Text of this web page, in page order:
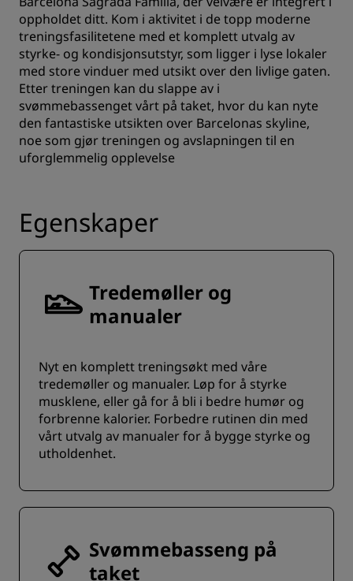
oppholdet ditt. Kom i aktivitet i de topp moderne
treningsfasilitetene med et komplett utvalg av
styrke- og kondisjonsutstyr, som ligger i lyse lokaler
med store vinduer med utsikt over den livlige gaten.
Etter treningen kan du slappe av i
svømmebassenget vårt på taket, hvor du kan nyte
den fantastiske utsikten over Barcelonas skyline,
noe som gjør treningen og avslapningen til en
uforglemmelig opplevelse
Egenskaper
Tredemøller og
manualer
Nyt en komplett treningsøkt med våre
tredemøller og manualer. Løp for å styrke
musklene, eller gå for å bli i bedre humør og
forbrenne kalorier. Forbedre rutinen din med
vårt utvalg av manualer for å bygge styrke og
utholdenhet.
Svømmebasseng på
taket